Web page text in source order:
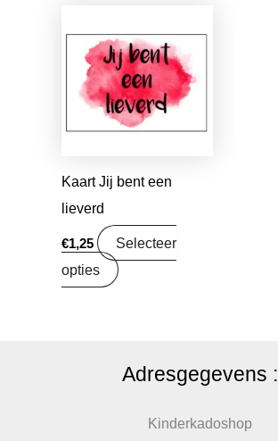
Kaart Jij bent een
lieverd
€1,25
Selecteer
opties
Adresgegevens :
Kinderkadoshop